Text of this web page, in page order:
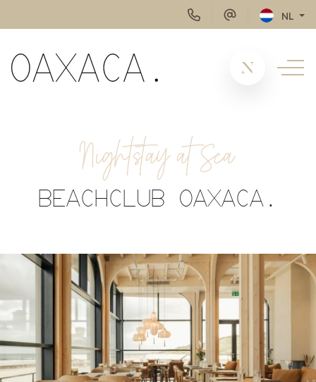
NL
Nightstay at Sea
BEACHCLUB OAXACA.